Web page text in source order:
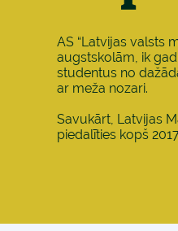
AS “Latvijas valsts
augstskolām, ik
studentus no
ar meža nozari.
Savukārt, Latvijas
piedalīties kopš